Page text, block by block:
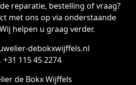
reparatie, bestelling of vraag?
met ons op via onderstaande
helpen u graag verder.
debokxwijffels.nl
+31 115 45 2274
de Bokx Wijffels